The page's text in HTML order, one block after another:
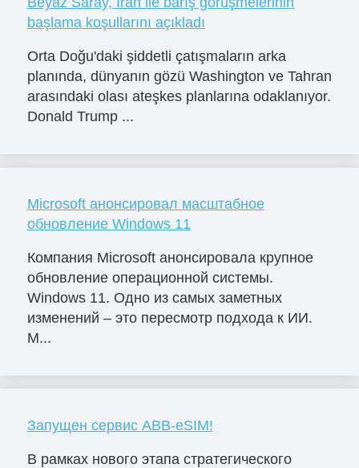
başlama koşullarını açıkladı
Orta Doğu'daki şiddetli çatışmaların arka
planında, dünyanın gözü Washington ve Tahran
arasındaki olası ateşkes planlarına odaklanıyor.
Donald Trump ...
Microsoft анонсировал масштабное
обновление Windows 11
Компания Microsoft анонсировала крупное
обновление операционной системы.
Windows 11. Одно из самых заметных
изменений – это пересмотр подхода к ИИ.
M...
Запущен сервис ABB-eSIM!
В рамках нового этапа стратегического